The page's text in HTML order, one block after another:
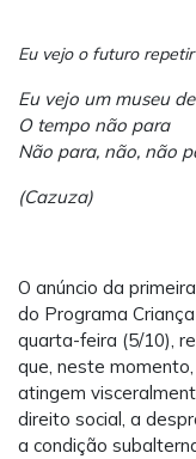
Eu vejo o futuro
Eu vejo um museu
O tempo não para
Não para, não, não
(Cazuza)
O anúncio da
do Programa
quarta-feira (5/10),
que, neste
atingem
direito social, a
a condição